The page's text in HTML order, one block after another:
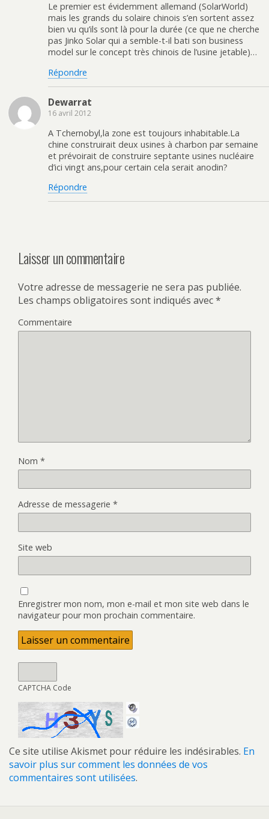
Le premier est évidemment allemand (SolarWorld)
mais les grands du solaire chinois s’en sortent assez
bien vu qu’ils sont là pour la durée (ce que ne cherche
pas Jinko Solar qui a semble-t-il bati son business
model sur le concept très chinois de l’usine jetable)…
Répondre
Dewarrat
16 avril 2012
A Tchernobyl,la zone est toujours inhabitable.La
chine construirait deux usines à charbon par semaine
et prévoirait de construire septante usines nucléaire
d’ici vingt ans,pour certain cela serait anodin?
Répondre
Laisser un commentaire
Votre adresse de messagerie ne sera pas publiée.
Les champs obligatoires sont indiqués avec*
Commentaire
Nom *
Adresse de messagerie *
Site web
Enregistrer mon nom, mon e-mail et mon site web dans le
navigateur pour mon prochain commentaire.
CAPTCHA Code
Ce site utilise Akismet pour réduire les indésirables. En
savoir plus sur comment les données de vos
commentaires sont utilisées.